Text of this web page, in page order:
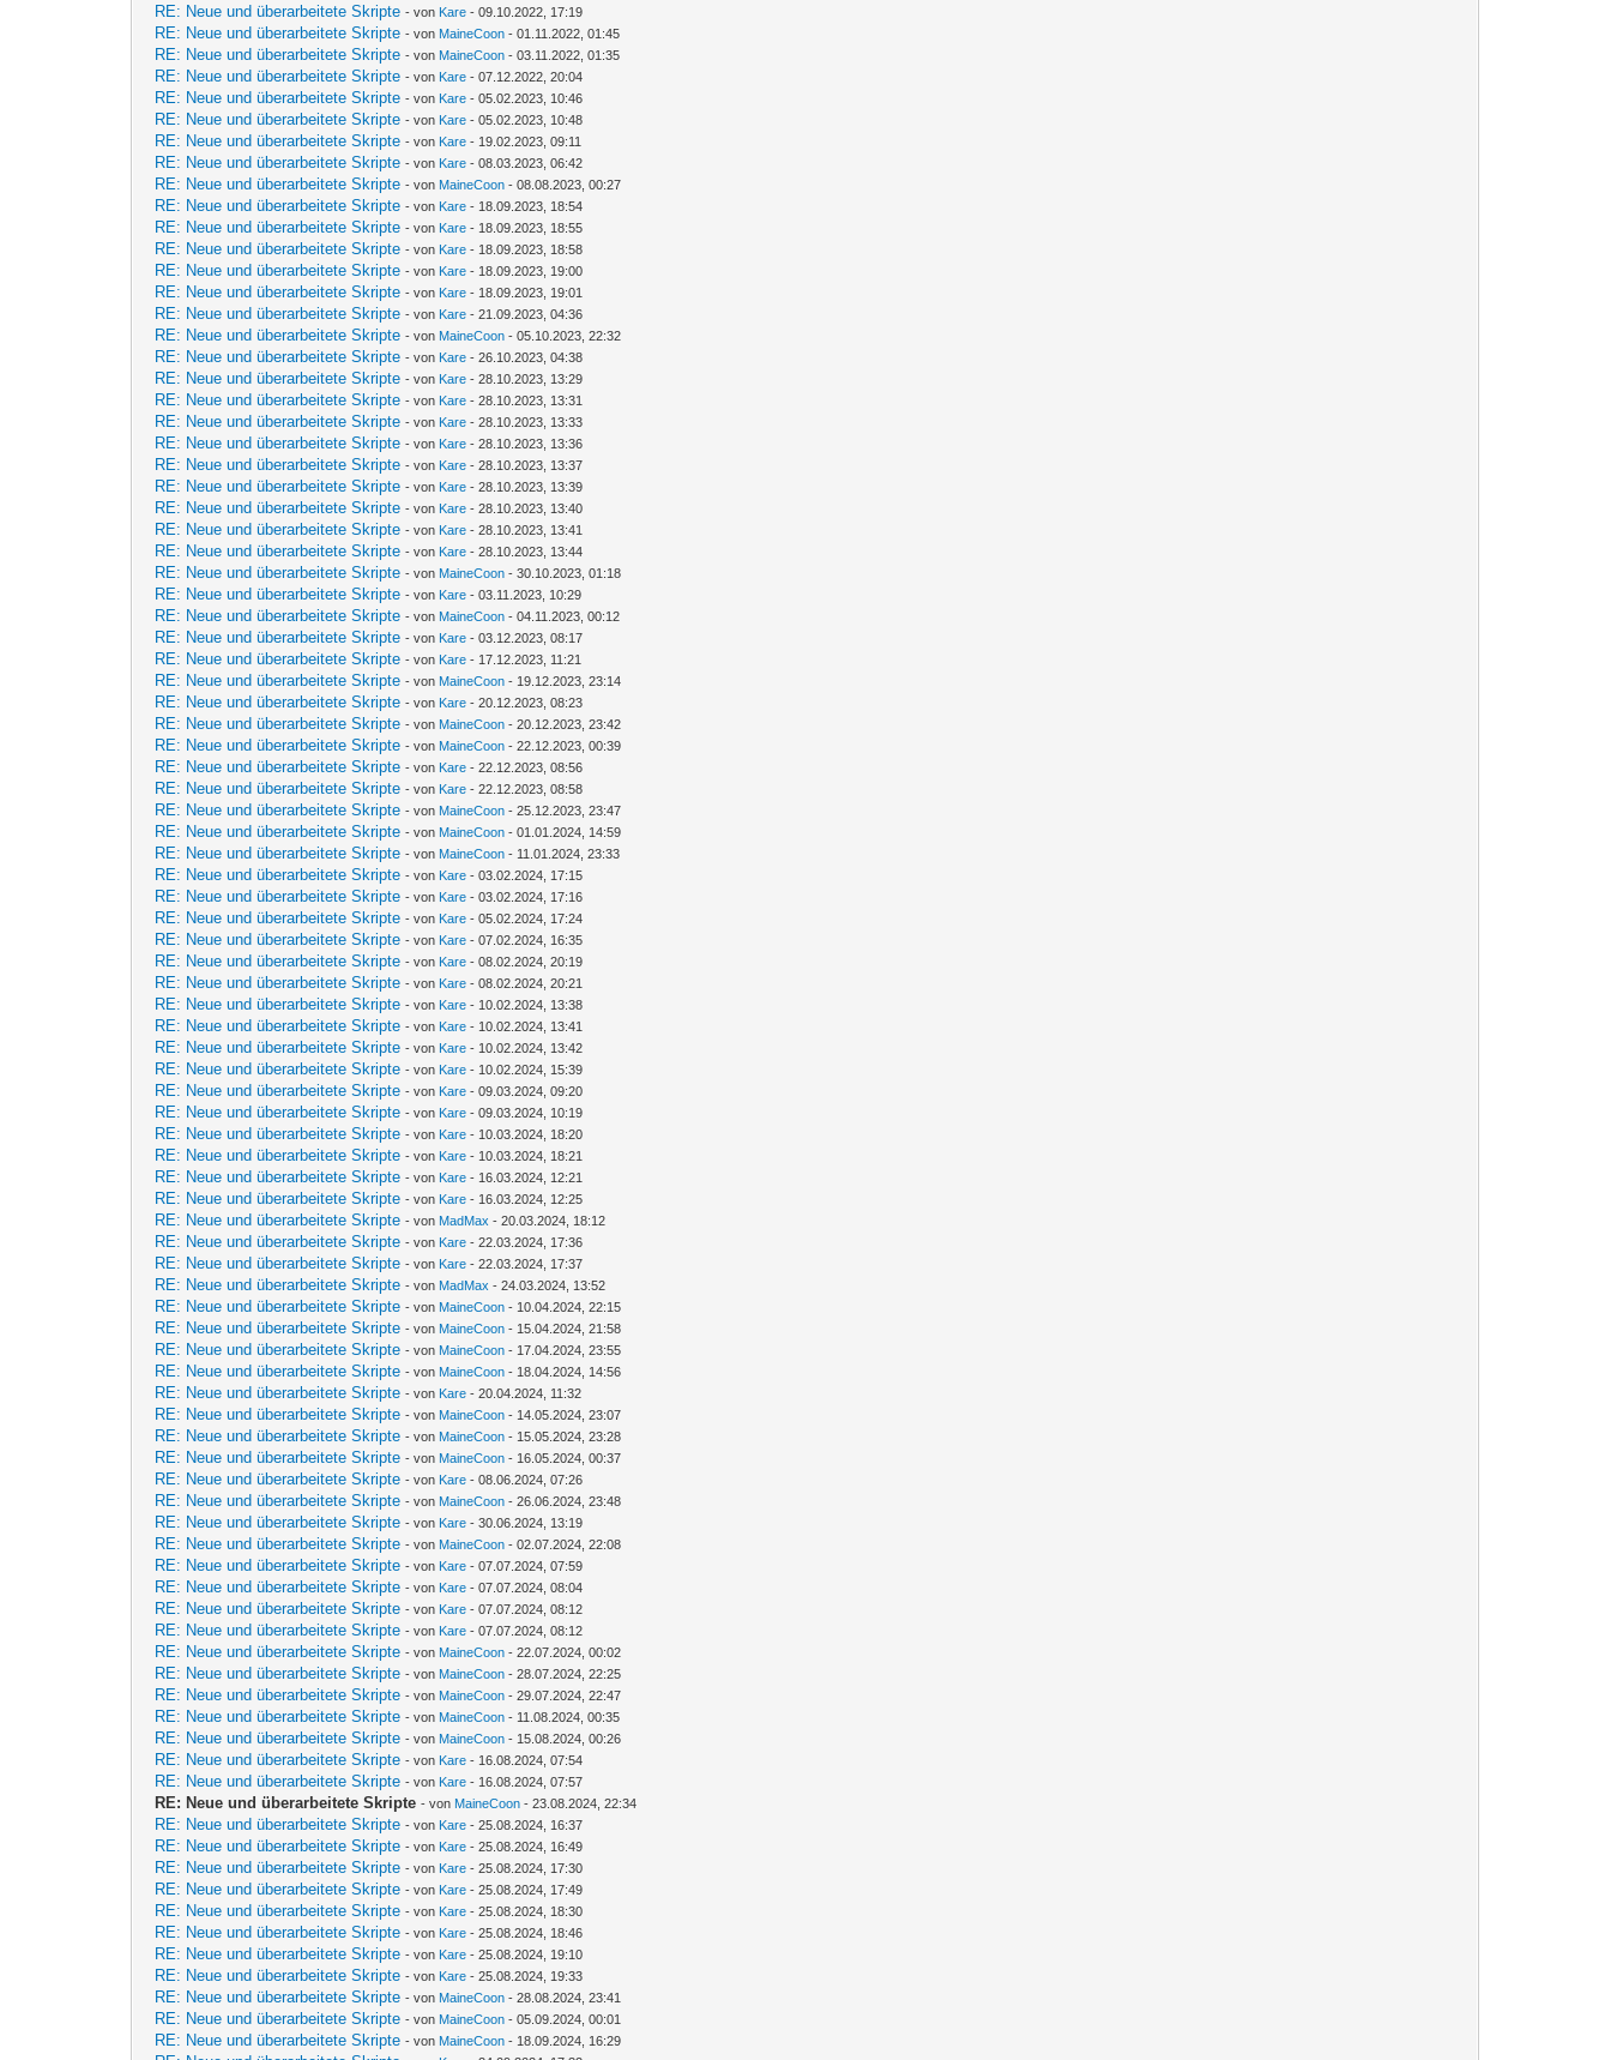
RE: Neue und überarbeitete Skripte - von Kare - 09.10.2022, 17:19
RE: Neue und überarbeitete Skripte - von MaineCoon - 01.11.2022, 01:45
RE: Neue und überarbeitete Skripte - von MaineCoon - 03.11.2022, 01:35
RE: Neue und überarbeitete Skripte - von Kare - 07.12.2022, 20:04
RE: Neue und überarbeitete Skripte - von Kare - 05.02.2023, 10:46
RE: Neue und überarbeitete Skripte - von Kare - 05.02.2023, 10:48
RE: Neue und überarbeitete Skripte - von Kare - 19.02.2023, 09:11
RE: Neue und überarbeitete Skripte - von Kare - 08.03.2023, 06:42
RE: Neue und überarbeitete Skripte - von MaineCoon - 08.08.2023, 00:27
RE: Neue und überarbeitete Skripte - von Kare - 18.09.2023, 18:54
RE: Neue und überarbeitete Skripte - von Kare - 18.09.2023, 18:55
RE: Neue und überarbeitete Skripte - von Kare - 18.09.2023, 18:58
RE: Neue und überarbeitete Skripte - von Kare - 18.09.2023, 19:00
RE: Neue und überarbeitete Skripte - von Kare - 18.09.2023, 19:01
RE: Neue und überarbeitete Skripte - von Kare - 21.09.2023, 04:36
RE: Neue und überarbeitete Skripte - von MaineCoon - 05.10.2023, 22:32
RE: Neue und überarbeitete Skripte - von Kare - 26.10.2023, 04:38
RE: Neue und überarbeitete Skripte - von Kare - 28.10.2023, 13:29
RE: Neue und überarbeitete Skripte - von Kare - 28.10.2023, 13:31
RE: Neue und überarbeitete Skripte - von Kare - 28.10.2023, 13:33
RE: Neue und überarbeitete Skripte - von Kare - 28.10.2023, 13:36
RE: Neue und überarbeitete Skripte - von Kare - 28.10.2023, 13:37
RE: Neue und überarbeitete Skripte - von Kare - 28.10.2023, 13:39
RE: Neue und überarbeitete Skripte - von Kare - 28.10.2023, 13:40
RE: Neue und überarbeitete Skripte - von Kare - 28.10.2023, 13:41
RE: Neue und überarbeitete Skripte - von Kare - 28.10.2023, 13:44
RE: Neue und überarbeitete Skripte - von MaineCoon - 30.10.2023, 01:18
RE: Neue und überarbeitete Skripte - von Kare - 03.11.2023, 10:29
RE: Neue und überarbeitete Skripte - von MaineCoon - 04.11.2023, 00:12
RE: Neue und überarbeitete Skripte - von Kare - 03.12.2023, 08:17
RE: Neue und überarbeitete Skripte - von Kare - 17.12.2023, 11:21
RE: Neue und überarbeitete Skripte - von MaineCoon - 19.12.2023, 23:14
RE: Neue und überarbeitete Skripte - von Kare - 20.12.2023, 08:23
RE: Neue und überarbeitete Skripte - von MaineCoon - 20.12.2023, 23:42
RE: Neue und überarbeitete Skripte - von MaineCoon - 22.12.2023, 00:39
RE: Neue und überarbeitete Skripte - von Kare - 22.12.2023, 08:56
RE: Neue und überarbeitete Skripte - von Kare - 22.12.2023, 08:58
RE: Neue und überarbeitete Skripte - von MaineCoon - 25.12.2023, 23:47
RE: Neue und überarbeitete Skripte - von MaineCoon - 01.01.2024, 14:59
RE: Neue und überarbeitete Skripte - von MaineCoon - 11.01.2024, 23:33
RE: Neue und überarbeitete Skripte - von Kare - 03.02.2024, 17:15
RE: Neue und überarbeitete Skripte - von Kare - 03.02.2024, 17:16
RE: Neue und überarbeitete Skripte - von Kare - 05.02.2024, 17:24
RE: Neue und überarbeitete Skripte - von Kare - 07.02.2024, 16:35
RE: Neue und überarbeitete Skripte - von Kare - 08.02.2024, 20:19
RE: Neue und überarbeitete Skripte - von Kare - 08.02.2024, 20:21
RE: Neue und überarbeitete Skripte - von Kare - 10.02.2024, 13:38
RE: Neue und überarbeitete Skripte - von Kare - 10.02.2024, 13:41
RE: Neue und überarbeitete Skripte - von Kare - 10.02.2024, 13:42
RE: Neue und überarbeitete Skripte - von Kare - 10.02.2024, 15:39
RE: Neue und überarbeitete Skripte - von Kare - 09.03.2024, 09:20
RE: Neue und überarbeitete Skripte - von Kare - 09.03.2024, 10:19
RE: Neue und überarbeitete Skripte - von Kare - 10.03.2024, 18:20
RE: Neue und überarbeitete Skripte - von Kare - 10.03.2024, 18:21
RE: Neue und überarbeitete Skripte - von Kare - 16.03.2024, 12:21
RE: Neue und überarbeitete Skripte - von Kare - 16.03.2024, 12:25
RE: Neue und überarbeitete Skripte - von MadMax - 20.03.2024, 18:12
RE: Neue und überarbeitete Skripte - von Kare - 22.03.2024, 17:36
RE: Neue und überarbeitete Skripte - von Kare - 22.03.2024, 17:37
RE: Neue und überarbeitete Skripte - von MadMax - 24.03.2024, 13:52
RE: Neue und überarbeitete Skripte - von MaineCoon - 10.04.2024, 22:15
RE: Neue und überarbeitete Skripte - von MaineCoon - 15.04.2024, 21:58
RE: Neue und überarbeitete Skripte - von MaineCoon - 17.04.2024, 23:55
RE: Neue und überarbeitete Skripte - von MaineCoon - 18.04.2024, 14:56
RE: Neue und überarbeitete Skripte - von Kare - 20.04.2024, 11:32
RE: Neue und überarbeitete Skripte - von MaineCoon - 14.05.2024, 23:07
RE: Neue und überarbeitete Skripte - von MaineCoon - 15.05.2024, 23:28
RE: Neue und überarbeitete Skripte - von MaineCoon - 16.05.2024, 00:37
RE: Neue und überarbeitete Skripte - von Kare - 08.06.2024, 07:26
RE: Neue und überarbeitete Skripte - von MaineCoon - 26.06.2024, 23:48
RE: Neue und überarbeitete Skripte - von Kare - 30.06.2024, 13:19
RE: Neue und überarbeitete Skripte - von MaineCoon - 02.07.2024, 22:08
RE: Neue und überarbeitete Skripte - von Kare - 07.07.2024, 07:59
RE: Neue und überarbeitete Skripte - von Kare - 07.07.2024, 08:04
RE: Neue und überarbeitete Skripte - von Kare - 07.07.2024, 08:12
RE: Neue und überarbeitete Skripte - von Kare - 07.07.2024, 08:12
RE: Neue und überarbeitete Skripte - von MaineCoon - 22.07.2024, 00:02
RE: Neue und überarbeitete Skripte - von MaineCoon - 28.07.2024, 22:25
RE: Neue und überarbeitete Skripte - von MaineCoon - 29.07.2024, 22:47
RE: Neue und überarbeitete Skripte - von MaineCoon - 11.08.2024, 00:35
RE: Neue und überarbeitete Skripte - von MaineCoon - 15.08.2024, 00:26
RE: Neue und überarbeitete Skripte - von Kare - 16.08.2024, 07:54
RE: Neue und überarbeitete Skripte - von Kare - 16.08.2024, 07:57
RE: Neue und überarbeitete Skripte - von MaineCoon - 23.08.2024, 22:34
RE: Neue und überarbeitete Skripte - von Kare - 25.08.2024, 16:37
RE: Neue und überarbeitete Skripte - von Kare - 25.08.2024, 16:49
RE: Neue und überarbeitete Skripte - von Kare - 25.08.2024, 17:30
RE: Neue und überarbeitete Skripte - von Kare - 25.08.2024, 17:49
RE: Neue und überarbeitete Skripte - von Kare - 25.08.2024, 18:30
RE: Neue und überarbeitete Skripte - von Kare - 25.08.2024, 18:46
RE: Neue und überarbeitete Skripte - von Kare - 25.08.2024, 19:10
RE: Neue und überarbeitete Skripte - von Kare - 25.08.2024, 19:33
RE: Neue und überarbeitete Skripte - von MaineCoon - 28.08.2024, 23:41
RE: Neue und überarbeitete Skripte - von MaineCoon - 05.09.2024, 00:01
RE: Neue und überarbeitete Skripte - von MaineCoon - 18.09.2024, 16:29